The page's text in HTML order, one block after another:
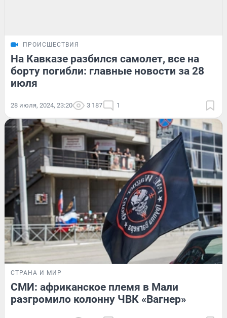
ПРОИСШЕСТВИЯ
На Кавказе разбился самолет, все на
борту погибли: главные новости за 28
июля
28 июля, 2024, 23:20 3 187 1
СТРАНА И МИР
СМИ: африканское племя в Мали
разгромило колонну ЧВК «Вагнер»